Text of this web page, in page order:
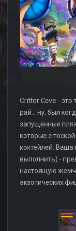
Critter Cove - это
рай... ну, был
запущенные
которые с
коктейлей. Ваша
выполнить) -
настоящую
экзотических